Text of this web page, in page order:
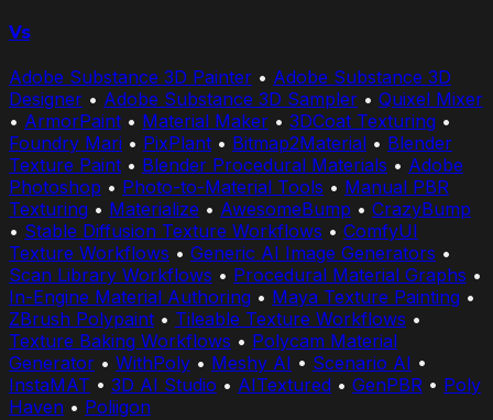
Vs
Adobe Substance 3D Painter • Adobe Substance 3D
Designer • Adobe Substance 3D Sampler • Quixel Mixer
• ArmorPaint • Material Maker • 3DCoat Texturing •
Foundry Mari • PixPlant • Bitmap2Material • Blender
Texture Paint • Blender Procedural Materials • Adobe
Photoshop • Photo-to-Material Tools • Manual PBR
Texturing • Materialize • AwesomeBump • CrazyBump
• Stable Diffusion Texture Workflows • ComfyUI
Texture Workflows • Generic AI Image Generators •
Scan Library Workflows • Procedural Material Graphs •
In-Engine Material Authoring • Maya Texture Painting •
ZBrush Polypaint • Tileable Texture Workflows •
Texture Baking Workflows • Polycam Material
Generator • WithPoly • Meshy AI • Scenario AI •
InstaMAT • 3D AI Studio • AITextured • GenPBR • Poly
Haven • Poliigon